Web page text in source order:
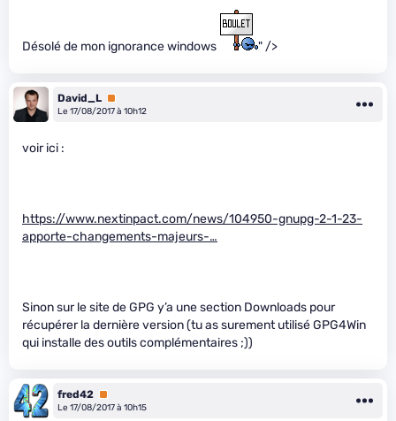
Désolé de mon ignorance windows " />
David_L Premium
Le 17/08/2017 à 10h12
voir ici :
https://www.nextinpact.com/news/104950-gnupg-2-1-23-
apporte-changements-majeurs-…
Sinon sur le site de GPG y’a une section Downloads pour
récupérer la dernière version (tu as surement utilisé GPG4Win
qui installe des outils complémentaires ;))
fred42 Premium
Le 17/08/2017 à 10h15